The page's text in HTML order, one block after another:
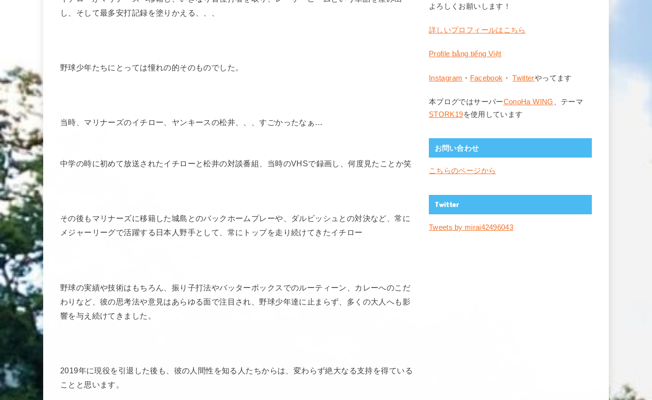
し、そして最多安打記録を塗りかえる、、、
野球少年たちにとっては憧れの的そのものでした。
当時、マリナーズのイチロー、ヤンキースの松井、、、すごかったなぁ…
中学の時に初めて放送されたイチローと松井の対談番組、当時のVHSで録画し、何度見たことか笑
その後もマリナーズに移籍した城島とのバックホームプレーや、ダルビッシュとの対決など、常に
メジャーリーグで活躍する日本人野手として、常にトップを走り続けてきたイチロー
野球の実績や技術はもちろん、振り子打法やバッターボックスでのルーティーン、カレーへのこだ
わりなど、彼の思考法や意見はあらゆる面で注目され、野球少年達に止まらず、多くの大人へも影
響を与え続けてきました。
2019年に現役を引退した後も、彼の人間性を知る人たちからは、変わらず絶大なる支持を得ている
ことと思います。
よろしくお願いします！
詳しいプロフィールはこちら
Profile bằng tiếng Việt
Instagram ・ Facebook ・Twitterやってます
本ブログではサーバーConoHa WING
、テーマ
STORK19を使用しています
お問い合わせ
こちらのページから
Twitter
Tweets by mirai42496043